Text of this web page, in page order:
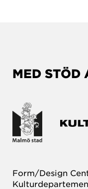
MED STÖD
Form/Design